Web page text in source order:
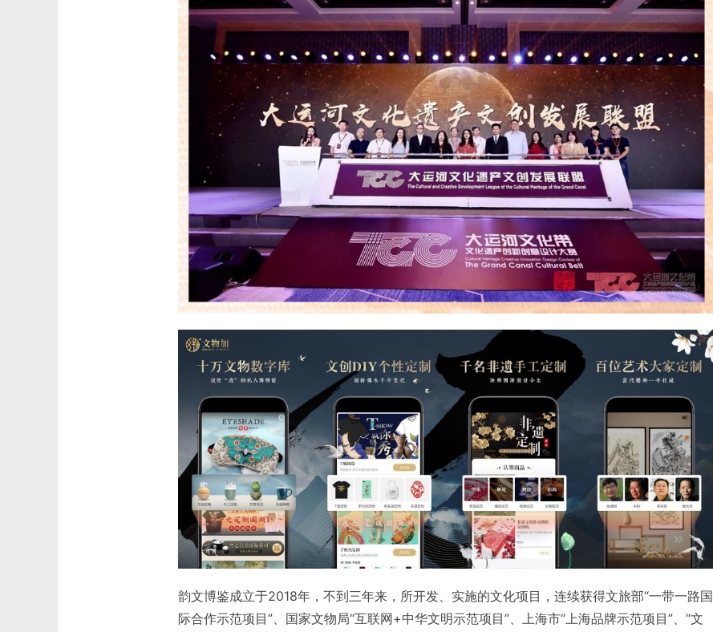
韵文博鉴成立于2018年，不到三年来，所开发、实施的文化项目，连续获得文旅部“一带一路国
际合作示范项目”、国家文物局“互联网+中华文明示范项目”、上海市“上海品牌示范项目”、“文